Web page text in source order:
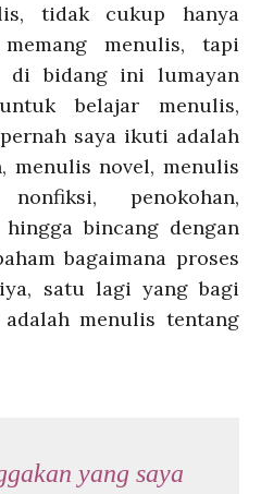
tidak cukup hanya
menulis, tapi
di bidang ini lumayan
belajar menulis,
saya ikuti adalah
menulis novel, menulis
penokohan,
hingga bincang dengan
bagaimana proses
satu lagi yang bagi
menulis tentang
yang saya